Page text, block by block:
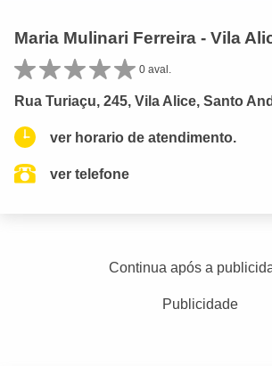
Maria Mulinari Ferreira - Vila
0 aval.
Rua Turiaçu, 245, Vila Alice, Santo
ver horario de atendimento.
ver telefone
Continua após a
Publicidade